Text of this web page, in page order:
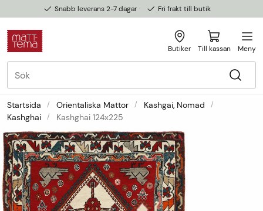
Snabb leverans 2-7 dagar Fri frakt till butik
Butiker Till kassan Meny
Startsida Orientaliska Mattor
Kashgai, Nomad
Kashghai
Kashghai 124x225